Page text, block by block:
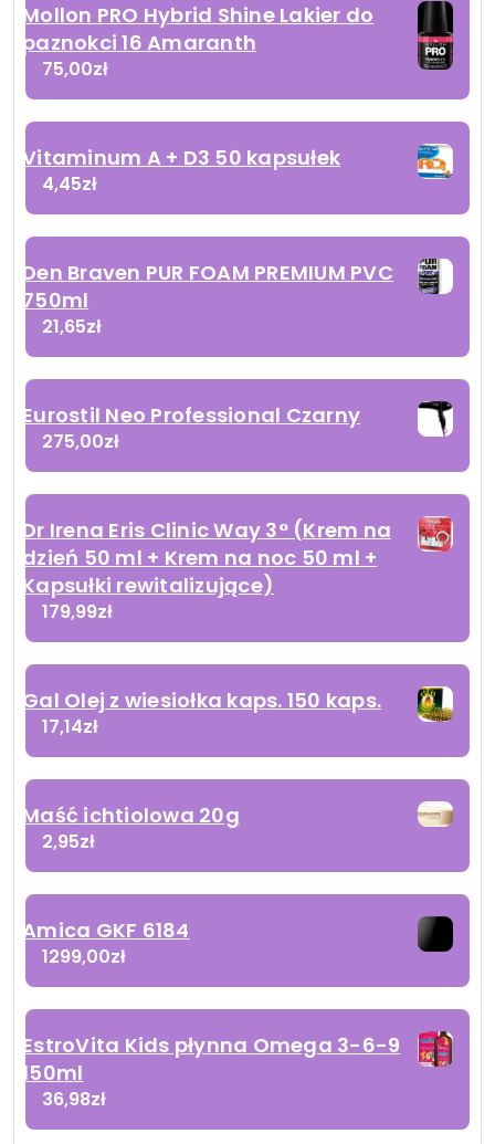
Mollon PRO Hybrid Shine Lakier do
paznokci 16 Amaranth
75,00zł
Vitaminum A + D3 50 kapsułek
4,45zł
Den Braven PUR FOAM PREMIUM PVC
750ml
21,65zł
Eurostil Neo Professional Czarny
275,00zł
Dr Irena Eris Clinic Way 3° (Krem na
dzień 50 ml + Krem na noc 50 ml +
Kapsułki rewitalizujące)
179,99zł
Gal Olej z wiesiołka kaps. 150 kaps.
17,14zł
Maść ichtiolowa 20g
2,95zł
Amica GKF 6184
1299,00zł
EstroVita Kids płynna Omega 3-6-9
150ml
36,98zł